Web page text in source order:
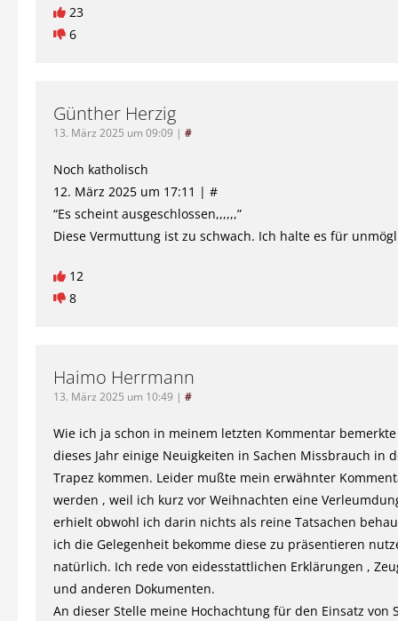
23
6
Günther Herzig
13. März 2025 um 09:09 | #
Noch katholisch
12. März 2025 um 17:11 | #
“Es scheint ausgeschlossen,,,,,,”
Diese Vermuttung ist zu schwach. Ich halte es für
12
8
Haimo Herrmann
13. März 2025 um 10:49 | #
Wie ich ja schon in meinem letzten Kommentar
dieses Jahr einige Neuigkeiten in Sachen Missbrauch in
Trapez kommen. Leider mußte mein erwähnter
werden , weil ich kurz vor Weihnachten eine
erhielt obwohl ich darin nichts als reine Tatsachen
ich die Gelegenheit bekomme diese zu präsentieren
natürlich. Ich rede von eidesstattlichen Erklärungen ,
und anderen Dokumenten.
An dieser Stelle meine Hochachtung für den Einsatz von